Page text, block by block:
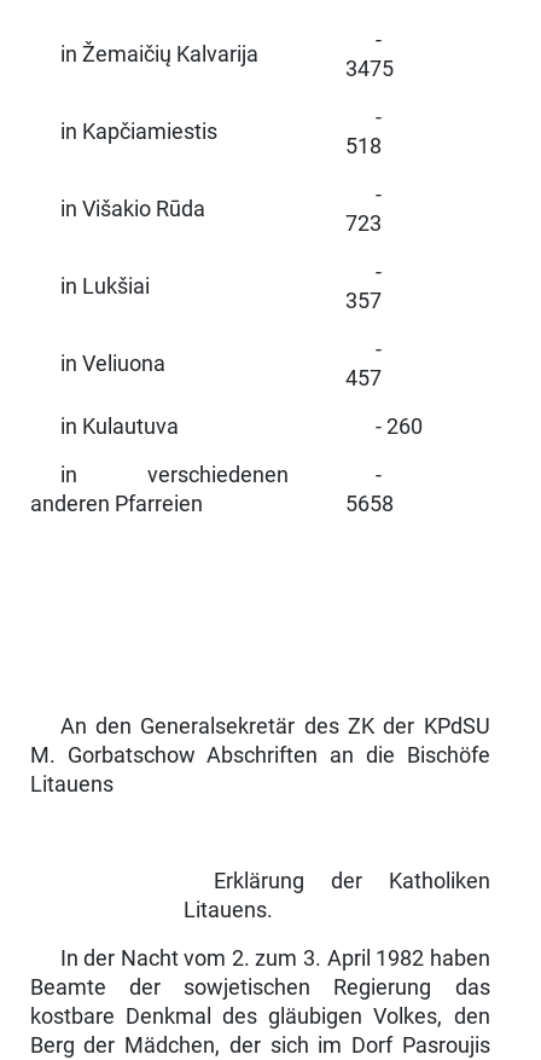
in Žemaičių Kalvarija
-
3475
in Kapčiamiestis
-
518
in Višakio Rūda
-
723
in Lukšiai
-
357
in Veliuona
-
457
in Kulautuva
- 260
in verschiedenen
anderen Pfarreien
-
5658
An den Generalsekretär des ZK der KPdSU
M. Gorbatschow Abschriften an die Bischöfe
Litauens
Erklärung der Katholiken
Litauens.
In der Nacht vom 2. zum 3. April 1982 haben
Beamte der sowjetischen Regierung das
kostbare Denkmal des gläubigen Volkes, den
Berg der Mädchen, der sich im Dorf Pasroujis